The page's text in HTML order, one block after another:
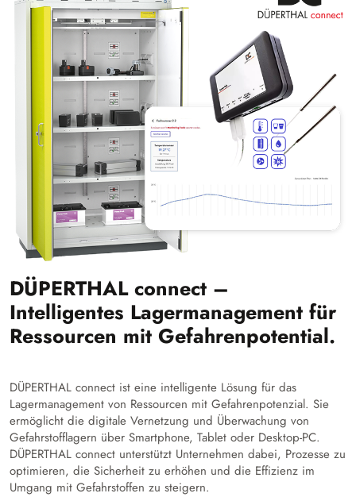
DÜPERTHAL connect –
Intelligentes Lagermanagement für
Ressourcen mit Gefahrenpotential.
DÜPERTHAL connect ist eine intelligente Lösung für das
Lagermanagement von Ressourcen mit Gefahrenpotenzial. Sie
ermöglicht die digitale Vernetzung und Überwachung von
Gefahrstofflagern über Smartphone, Tablet oder Desktop-PC.
DÜPERTHAL connect unterstützt Unternehmen dabei, Prozesse zu
optimieren, die Sicherheit zu erhöhen und die Effizienz im
Umgang mit Gefahrstoffen zu steigern.